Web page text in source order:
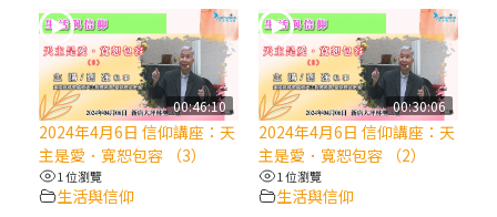
傳」：講耶穌的故事
(4)黃敏正主教帶你做【將臨期避靜】—匝凱
「想看」耶穌，耶穌「走近」匝凱
(3)黃敏正主教帶你做【將臨期避靜】—「轉
念」，吃苦如吃補
00:46:10
2024年4月6日 信仰講座：天
主是愛．寬恕包容 （3）
1 位瀏覽
生活與信仰
00:30:06
2024年4月6日 信仰講座：天
主是愛．寬恕包容 （2）
1 位瀏覽
生活與信仰